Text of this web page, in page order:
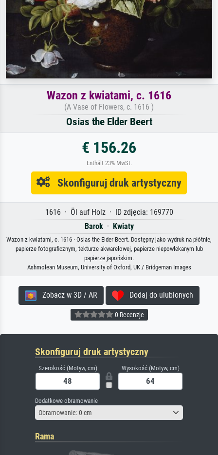
Wazon z kwiatami, c. 1616
(A Vase of Flowers, c. 1616 )
Osias the Elder Beert
€ 156.26
Enthält 23% MwSt.
Skonfiguruj druk artystyczny
1616 · Öl auf Holz · ID zdjęcia: 169770
Barok· Kwiaty
Wazon z kwiatami, c. 1616 · Osias the Elder Beert. Dostępny jako wydruk na płótnie,
papierze fotograficznym, tekturze akwarelowej, papierze niepowlekanym lub
papierze japońskim.
Ashmolean Museum, University of Oxford, UK / Bridgeman Images
Zobacz w 3D / AR Dodaj do ulubionych
0 Recenzje
Skonfiguruj druk artystyczny
Szerokość (Motyw, cm) Wysokość (Motyw, cm)
Dodatkowe obramowanie
Obramowanie: 0 cm
Rama